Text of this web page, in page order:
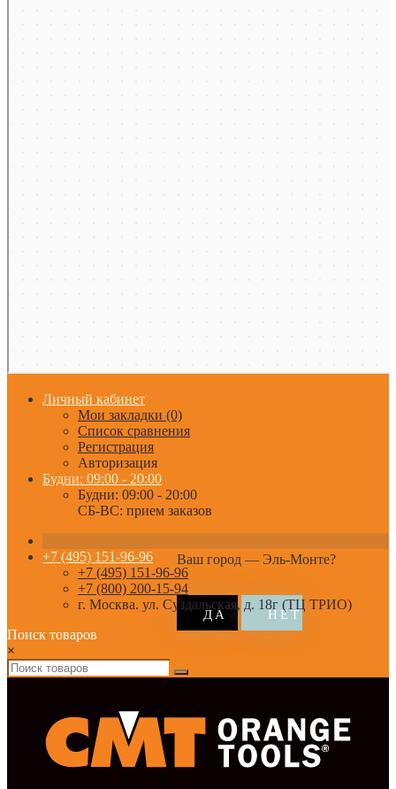
Личный кабинет
Мои закладки (0)
Список сравнения
Регистрация
Авторизация
Будни: 09:00 - 20:00
Будни: 09:00 - 20:00
СБ-ВС: прием заказов
Ваш город — Эль-Монте?
+7 (495) 151-96-96
+7 (495) 151-96-96
+7 (800) 200-15-94
г. Москва. ул. Суздальская, д. 18г (ТЦ ТРИО)
Поиск товаров
×